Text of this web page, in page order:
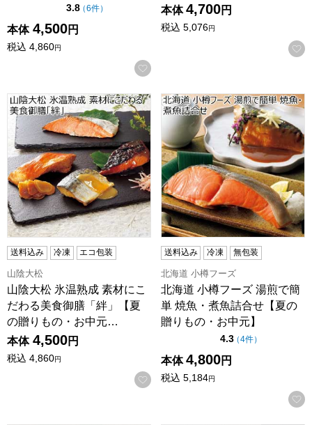
3.8点（5点満点中）
（6件の評価
）
本体 4,500円
税込 4,860円
お気に入りに登録する
本体 4,700円
税込 5,076円
山陰大松 氷温熟成 素材にこだわる美食御膳「絆」【夏の贈
送料込み 冷凍 エコ包装
山陰大松
山陰大松 氷温熟成 素材にこ
だわる美食御膳「絆」【夏
の贈りもの・お中元…
本体 4,500円
税込 4,860円
お気に入りに登録する
北海道 小樽フーズ 湯煎で簡
送料込み 冷凍 無包装
北海道 小樽フーズ
北海道 小樽フーズ 湯煎で簡
単 焼魚・煮魚詰合せ【夏の
贈りもの・お中元】
4.3点（5点満点中）
（4件の評価
）
本体 4,800円
税込 5,184円